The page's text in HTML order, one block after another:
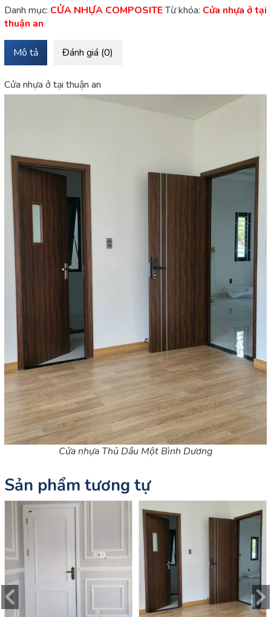
Danh mục: CỬA NHỰA COMPOSITETừ khóa: Cửa nhựa ở tại
thuận an
Mô tả Đánh giá (0)
Cửa nhựa ở tại thuận an
Cửa nhựa Thủ Dầu Một Bình Dương
Sản phẩm tương tự